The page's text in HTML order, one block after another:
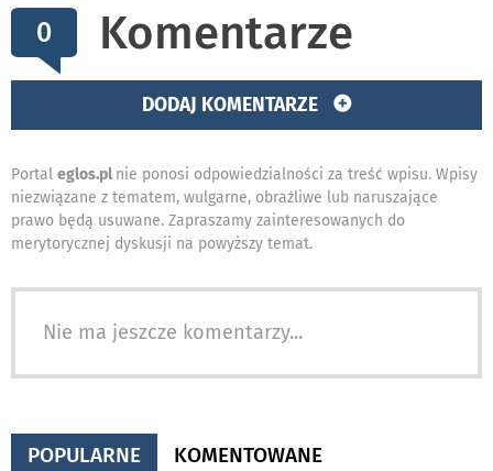
0 Komentarze
DODAJ KOMENTARZE
Portal eglos.pl nie ponosi odpowiedzialności za treść wpisu. Wpisy
niezwiązane z tematem, wulgarne, obraźliwe lub naruszające
prawo będą usuwane. Zapraszamy zainteresowanych do
merytorycznej dyskusji na powyższy temat.
Nie ma jeszcze komentarzy...
POPULARNE KOMENTOWANE